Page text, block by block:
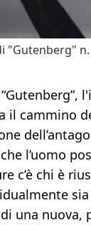
"Gutenberg" n.
il cammino
l’uomo
c’è chi è
una nuova,